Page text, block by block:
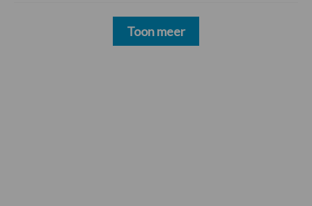
Toon meer